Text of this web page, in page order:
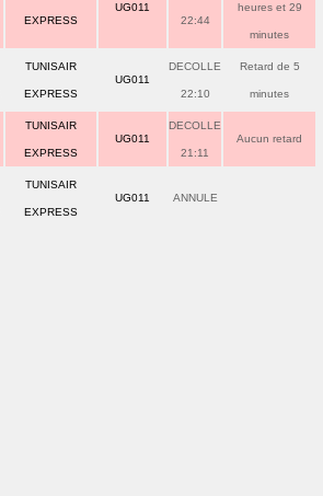
EXPRESS
UG011
22:44
heures et 29
minutes
TUNISAIR
EXPRESS
UG011
DECOLLE
22:10
Retard de 5
minutes
TUNISAIR
EXPRESS
UG011
DECOLLE
21:11
Aucun retard
TUNISAIR
EXPRESS
UG011 ANNULE